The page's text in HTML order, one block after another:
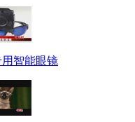
智能眼镜